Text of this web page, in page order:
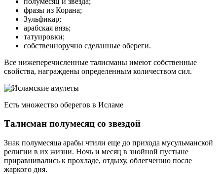
фразы из Корана;
Зульфикар;
арабская вязь;
татуировки;
собственноручно сделанные обереги.
Все нижеперечисленные талисманы имеют собственные
свойства, награждены определенным количеством сил.
Есть множество оберегов в Исламе
Талисман полумесяц со звездой
Знак полумесяца арабы чтили еще до прихода мусульманской
религии в их жизни. Ночь и месяц в знойной пустыне
приравнивались к прохладе, отдыху, облегчению после
жаркого дня.